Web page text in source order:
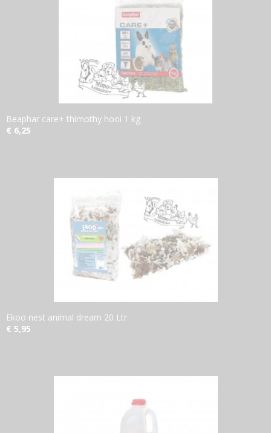
Beaphar care+ thimothy hooi 1 kg
€ 6,25
Ekoo nest animal dream 20 Ltr
€ 5,95